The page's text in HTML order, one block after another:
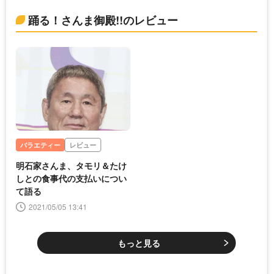
踊る！さんま御殿!!のレビュー
バラエティー レビュー
明石家さんま、タモリ＆たけ
しとの食事代の支払いについ
て語る
2021/05/05 13:41
もっと見る